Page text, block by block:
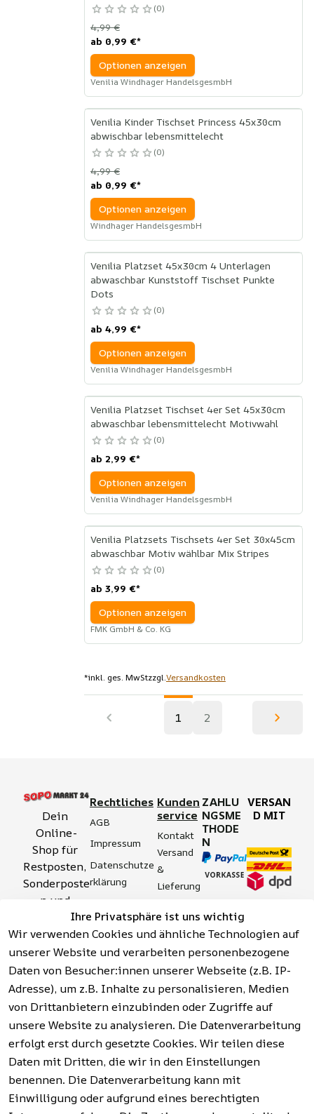
0
ab 0,99 €*
4,99 €
Optionen anzeigen
Venilia Windhager HandelsgesmbH
Venilia Kinder Tischset Princess 45x30cm
abwischbar lebensmittelecht
0
ab 0,99 €*
4,99 €
Optionen anzeigen
Windhager HandelsgesmbH
Venilia Platzset 45x30cm 4 Unterlagen
abwaschbar Kunststoff Tischset Punkte
Dots
0
ab 4,99 €*
Optionen anzeigen
Venilia Windhager HandelsgesmbH
Venilia Platzset Tischset 4er Set 45x30cm
abwaschbar lebensmittelecht Motivwahl
0
ab 2,99 €*
Optionen anzeigen
Venilia Windhager HandelsgesmbH
Venilia Platzsets Tischsets 4er Set 30x45cm
abwaschbar Motiv wählbar Mix Stripes
0
ab 3,99 €*
Optionen anzeigen
FMK GmbH & Co. KG
*inkl. ges. MwStzzgl.Versandkosten
1 2
Ihre Privatsphäre ist uns wichtig
Wir verwenden Cookies und ähnliche Technologien auf
unserer Website und verarbeiten personenbezogene
Daten von Besucher:innen unserer Webseite (z.B. IP-
Adresse), um z.B. Inhalte zu personalisieren, Medien
von Drittanbietern einzubinden oder Zugriffe auf
unsere Website zu analysieren. Die Datenverarbeitung
erfolgt erst durch gesetzte Cookies. Wir teilen diese
Daten mit Dritten, die wir in den Einstellungen
benennen. Die Datenverarbeitung kann mit
Einwilligung oder aufgrund eines berechtigten
Dein
Online-
Shop für
Restposten,
Sonderposte
n und
Aktionsartik
el rund um
Werkzeuge,
Garten,
Haushalt
und mehr.
Vertrag
widerrufen
Rechtliches
AGB
Impressum
Datenschutze
rklärung
tserklärung
Widerrufsrech
t
Hinweise zur
Batterieentso
rgung
Kunden
service
Kontakt
Versand
&
Lieferung
&
Sicherhei
t
Häufige
Fragen
(FAQ)
ZAHLU
NGSME
THODE
N
VERSAN
D MIT
Facebook |
AGB | Impressum |